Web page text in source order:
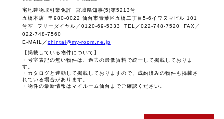
宅地建物取引業免許 宮城県知事(5)第5213号
五橋本店 〒980-0022 仙台市青葉区五橋二丁目5-6イワヌマビル 101
号室 フリーダイヤル／0120-69-5333 TEL／022-748-7520 FAX／
022-748-7560
E-MAIL／chintai@my-room.ne.jp
【掲載している物件について】
・号室表記の無い物件は、過去の最低賃料で統一して掲載しておりま
す。
・カタログと連動して掲載しておりますので、成約済みの物件も掲載さ
れている場合があります。
・物件の最新情報はマイルーム仙台までご確認ください。